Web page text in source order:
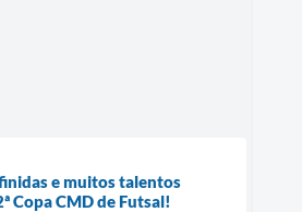
e muitos talentos
Copa CMD de Futsal!